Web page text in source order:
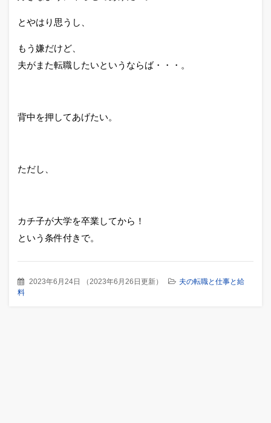
とやはり思うし、
もう嫌だけど、
夫がまた転職したいというならば・・・。
背中を押してあげたい。
ただし、
カチ子が大学を卒業してから！
という条件付きで。
2023年6月24日 （2023年6月26日更新）
夫の転職と仕事と給
料